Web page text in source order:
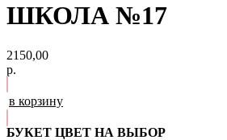
ШКОЛА №17
2150,00
р.
в корзину
БУКЕТ ЦВЕТ НА ВЫБОР